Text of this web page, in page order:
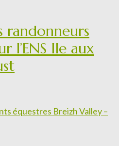
randonneurs
l’ENS Ile aux